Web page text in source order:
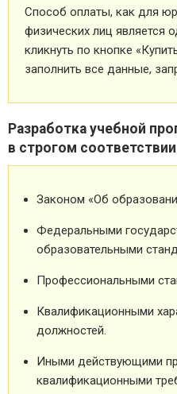
Способ оплаты, как для
физических лиц является
кликнуть по кнопке
заполнить все данные,
Разработка учебной
в строгом
Законом «Об
Федеральными
образовательными
Профессиональными
Квалификационными
должностей.
Иными действующими
квалификационными